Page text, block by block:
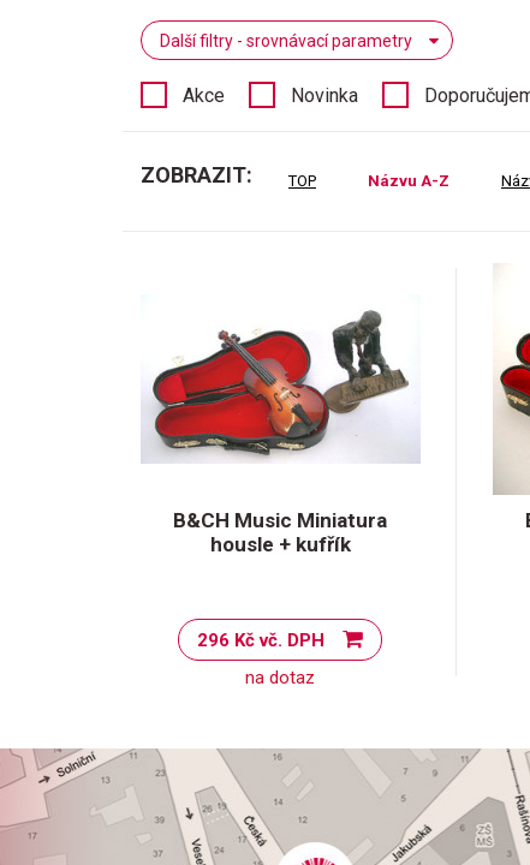
Další filtry - srovnávací parametry
Akce Novinka
ZOBRAZIT: TOP Názvu A-Z
B&CH Music Miniatura
housle + kufřík
296 Kč vč. DPH
na dotaz